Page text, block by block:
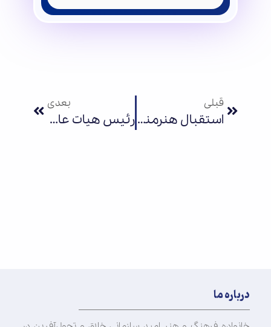
قبلی
استقبال هنرمندان و نخبگان تصویرگری از رویداد ملی تصویر سازی «با هم برای ایران»
بعدی
رئیس هیات عامل و اعضای صندوق نوآوری و شکوفایی میهمان کارستان بهارستان شدند
درباره ما